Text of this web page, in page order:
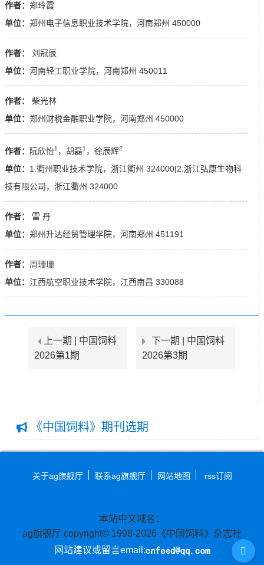
作者： 郑玲霞
单位： 郑州电子信息职业技术学院，河南郑州 450000
作者：
刘冠辰
单位： 河南轻工职业学院，河南郑州 450011
作者：
柴光林
单位： 郑州财税金融职业学院，河南郑州 450000
作者： 阮欣怡1 ，胡磊1 ，徐辰辉2
单位： 1.衢州职业技术学院，浙江衢州 324000|2.浙江弘康生物科
技有限公司，浙江衢州 324000
作者：
雷 丹
单位： 郑州升达经贸管理学院，河南郑州 451191
作者： 周珊珊
单位： 江西航空职业技术学院，江西南昌 330088
上一期 | 中国饲料
2026第1期
下一期 | 中国饲料
2026第3期
《中国饲料》期刊选期
关于ag旗舰厅 联系ag旗舰厅 网站地图 rss订阅
本站中文域名：
ag旗舰厅 copyright© 1998-2026《中国饲料》杂志社
网站建议或留言email: